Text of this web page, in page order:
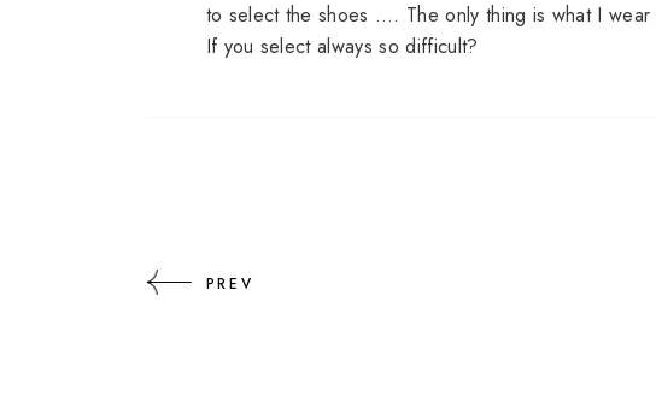
to select the shoes …. The only thing is what I wear
If you select always so difficult?
PREV